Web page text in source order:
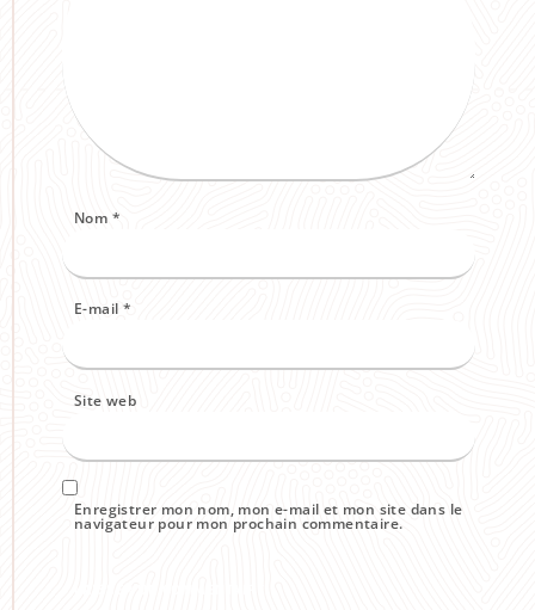
Nom *
E-mail *
Site web
Enregistrer mon nom, mon e-mail et mon site dans le
navigateur pour mon prochain commentaire.